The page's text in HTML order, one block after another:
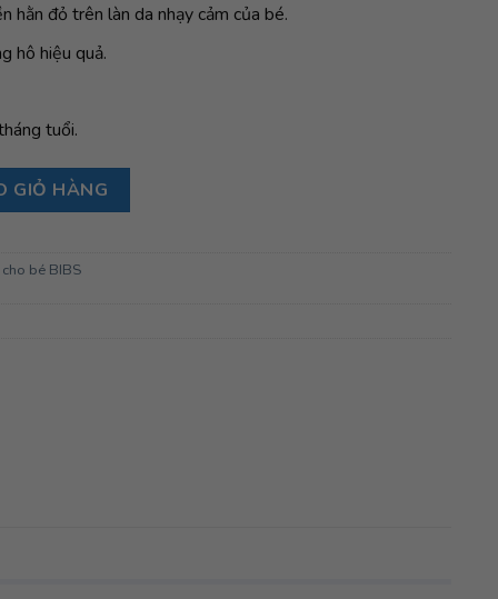
hằn đỏ trên làn da nhạy cảm của bé.
hô hiệu quả.
tuổi.
BIBS Pacifier De Lux Latex Size 2 (trên 6 tháng), Blossom
GIỎ HÀNG
bé BIBS